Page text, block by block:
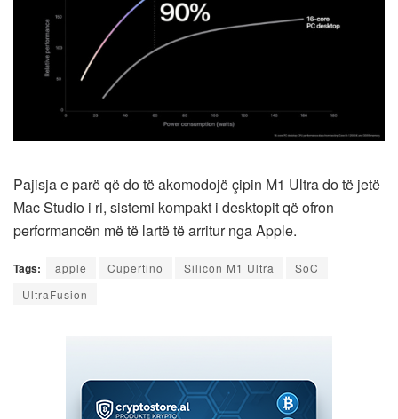
Pajisja e parë që do të akomodojë çipin M1 Ultra do të jetë
Mac Studio i ri, sistemi kompakt i desktopit që ofron
performancën më të lartë të arritur nga Apple.
Tags: apple Cupertino Silicon M1 Ultra
SoC
UltraFusion